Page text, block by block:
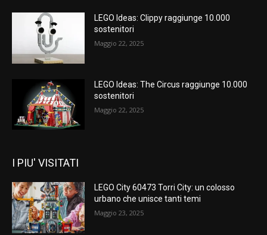
LEGO Ideas: Clippy raggiunge 10.000
sostenitori
Maggio 22, 2025
LEGO Ideas: The Circus raggiunge 10.000
sostenitori
Maggio 22, 2025
I PIU' VISITATI
LEGO City 60473 Torri City: un colosso
urbano che unisce tanti temi
Maggio 23, 2025